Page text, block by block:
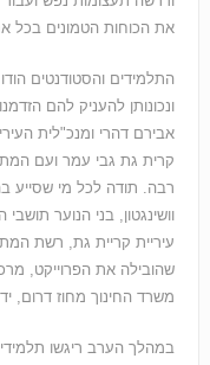
את הכוחות הטמונים בכל
התלמידים והסטודנטים
ונכונותן להעניק להם
אבירם דהרי ומנכ"לית
קרית גת גבי עמר ועם
רבה. תודה לכל מי שסייע
וושינגטון, בני הנוער
עיריית קריית גת, רשת
שהובילה את הפרוייקט,
משרד החינוך מחוז דרום,
במהלך הערב ריגשו